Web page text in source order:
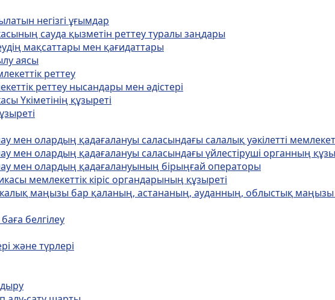
негізгі ұғымдар
сауда қызметiн реттеу туралы заңдары
мақсаттары мен қағидаттары
аясы
реттеу
реттеу нысандары мен әдістері
Yкiметiнің құзыреті
мен олардың қадағалануы саласындағы салалық уәкілетті
мен олардың қадағалануы саласындағы үйлестіруші органның
мен олардың қадағалануының бірыңғай операторы
мемлекеттік кіріс органдарының құзыреті
маңызы бар қаланың, астананың, ауданның, облыстық
белгілеу
және түрлерi